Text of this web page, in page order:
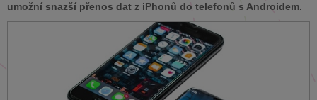
umožní snazší přenos dat z iPhonů do telefonů s Androidem.